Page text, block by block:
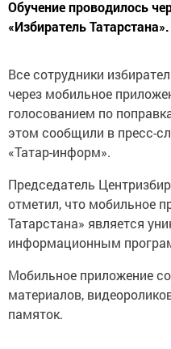
Обучение проводилось
«Избиратель Татарстана».
Все сотрудники
через мобильное
голосованием по
этом сообщили в пресс-
«Татар-информ».
Председатель
отметил, что мобильное
Татарстана» является
информационным
Мобильное приложение
материалов,
памяток.